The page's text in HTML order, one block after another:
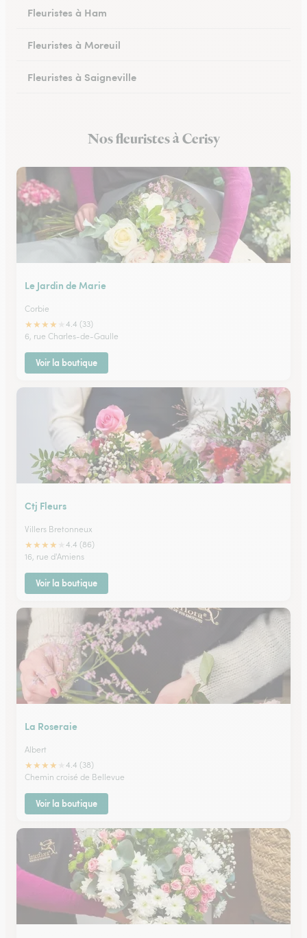
Fleuristes à Ham
Fleuristes à Moreuil
Fleuristes à Saigneville
Fleuristes à CorbieNos fleuristes à Cerisy
Le Jardin de Marie
Corbie
★★★★
4.4 (33)
6, rue Charles-de-Gaulle
Voir la boutique
Ctj Fleurs
Villers Bretonneux
★★★★
4.4 (86)
16, rue d'Amiens
Voir la boutique
La Roseraie
Albert
★★★★
4.4 (38)
Chemin croisé de Bellevue
Voir la boutique